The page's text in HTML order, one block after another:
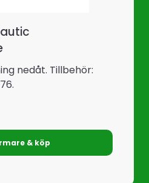
nedåt. Tillbehör:
& köp